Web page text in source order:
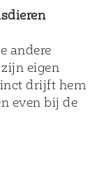
andere
eigen
drijft hem
even bij de